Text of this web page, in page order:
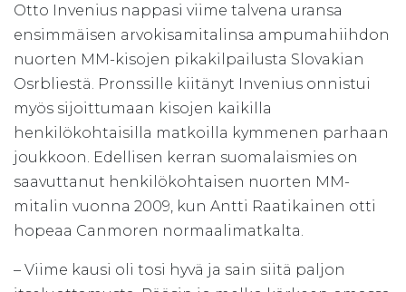
Otto Invenius nappasi viime talvena uransa
ensimmäisen arvokisamitalinsa ampumahiihdon
nuorten MM-kisojen pikakilpailusta Slovakian
Osrbliestä. Pronssille kiitänyt Invenius onnistui
myös sijoittumaan kisojen kaikilla
henkilökohtaisilla matkoilla kymmenen parhaan
joukkoon. Edellisen kerran suomalaismies on
saavuttanut henkilökohtaisen nuorten MM-
mitalin vuonna 2009, kun Antti Raatikainen otti
hopeaa Canmoren normaalimatkalta.
– Viime kausi oli tosi hyvä ja sain siitä paljon